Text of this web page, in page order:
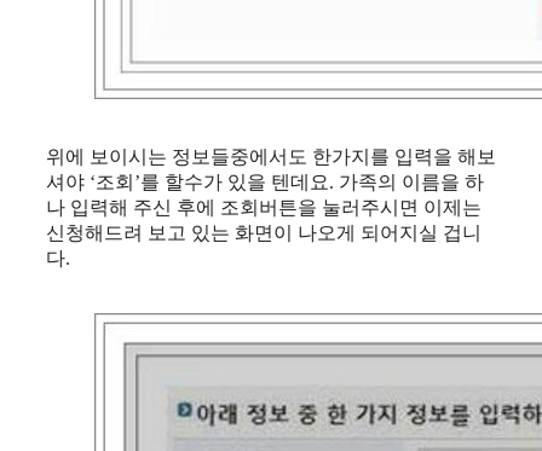
위에 보이시는 정보들중에서도 한가지를 입력을 해보
셔야 ‘조회’를 할수가 있을 텐데요. 가족의 이름을 하
나 입력해 주신 후에 조회버튼을 눌러주시면 이제는
신청해드려 보고 있는 화면이 나오게 되어지실 겁니
다.